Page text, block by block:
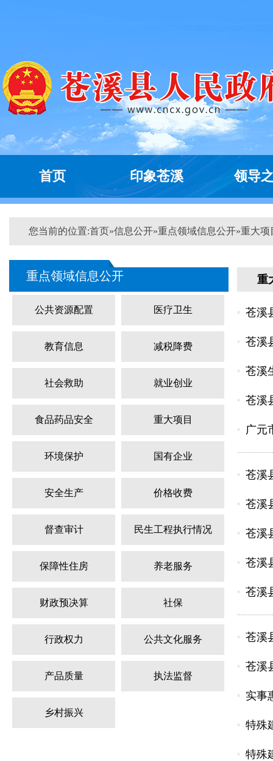
首页 印象苍溪 领导
您当前的位置:首页»信息公开»重点领域信息公开»重大项
重点领域信息公开
公共资源配置 医疗卫生
教育信息 减税降费
社会救助 就业创业
食品药品安全 重大项目
环境保护 国有企业
安全生产 价格收费
督查审计 民生工程执行情况
保障性住房 养老服务
财政预决算 社保
行政权力 公共文化服务
产品质量 执法监督
乡村振兴
重
苍溪
苍溪
苍溪
苍溪
广元
苍溪
苍溪
苍溪
苍溪
苍溪
苍溪
苍溪
实事
特殊
特殊